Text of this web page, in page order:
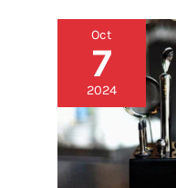
Oct
7
2024